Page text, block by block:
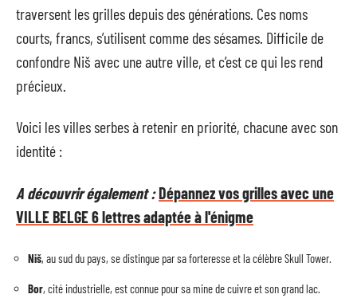
traversent les grilles depuis des générations. Ces noms
courts, francs, s’utilisent comme des sésames. Difficile de
confondre Niš avec une autre ville, et c’est ce qui les rend
précieux.
Voici les villes serbes à retenir en priorité, chacune avec son
identité :
A découvrir également :Dépannez vos grilles avec une
VILLE BELGE 6 lettres adaptée à l'énigme
Niš, au sud du pays, se distingue par sa forteresse et la célèbre Skull Tower.
Bor, cité industrielle, est connue pour sa mine de cuivre et son grand lac.